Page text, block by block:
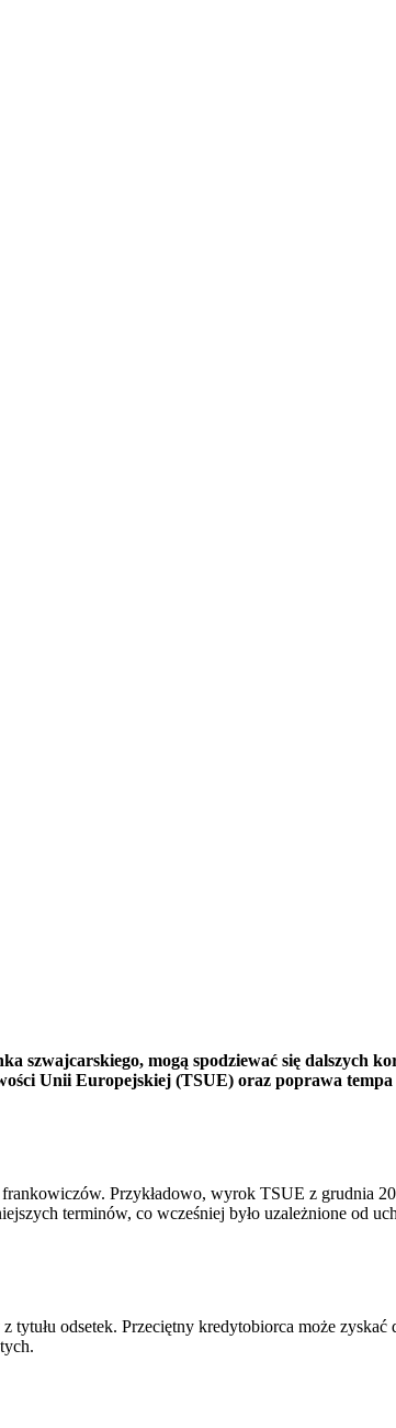
szwajcarskiego, mogą spodziewać się dalszych
Unii Europejskiej (TSUE) oraz poprawa
Przykładowo, wyrok TSUE z grudnia
terminów, co wcześniej było uzależnione od
odsetek. Przeciętny kredytobiorca może